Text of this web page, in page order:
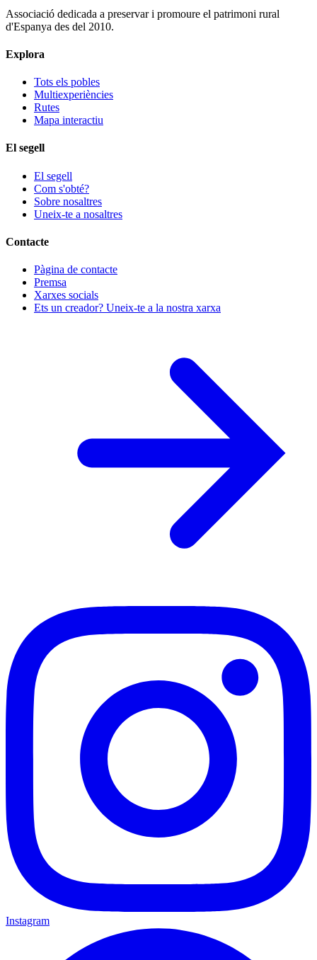
Associació dedicada a preservar i promoure el patrimoni rural
d'Espanya des del 2010.
Explora
Tots els pobles
Multiexperiències
Rutes
Mapa interactiu
El segell
El segell
Com s'obté?
Sobre nosaltres
Uneix-te a nosaltres
Contacte
Pàgina de contacte
Premsa
Xarxes socials
Ets un creador? Uneix-te a la nostra xarxa
Instagram